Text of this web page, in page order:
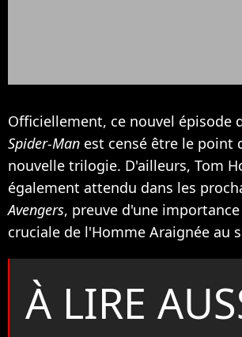
Officiellement, ce nouvel épisode
Spider-Man est censé être le point
nouvelle trilogie. D'ailleurs, Tom
également attendu dans les
Avengers, preuve d'une
cruciale de l'Homme Araignée au
À LIRE